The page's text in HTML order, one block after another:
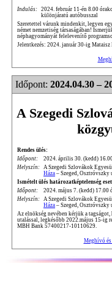
Indulás: 2024. február 11-én 8.00
különjáratú autóbusszal
Szeretettel várunk mindenkit, legyen
német nemzetiség társaságában!
néphagyományát felelevenítő
Jelentkezés: 2024. január 30-ig Mataisz
Időpont: 2024.04.30 –
A Szegedi
Rendes ülés:
Időpont:
2024. április 30. (kedd)
Helyszín: A Szegedi Szlovákok
Háza – Szeged, Osztróvszky
Ismételt ülés határozatképtelenség
Időpont:
2024. május 7. (kedd) 17.00
Helyszín: A Szegedi Szlovákok
Háza – Szeged, Osztróvszky
Az elnökség nevében kérjük a
utalással, legkésőbb 2022.május 15-ig
MBH Bank 57400217-10110629.
Meghívó